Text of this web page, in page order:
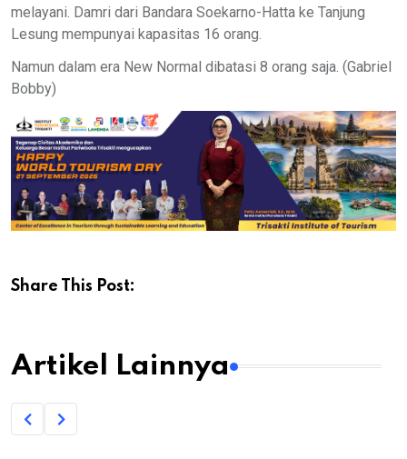
melayani. Damri dari Bandara Soekarno-Hatta ke Tanjung
Lesung mempunyai kapasitas 16 orang.
Namun dalam era New Normal dibatasi 8 orang saja. (Gabriel
Bobby)
Share This Post:
Artikel Lainnya